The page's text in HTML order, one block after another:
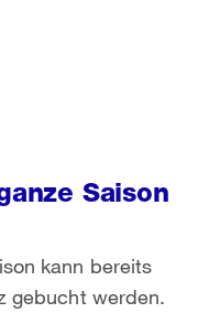
Saison
kann bereits
gebucht werden.